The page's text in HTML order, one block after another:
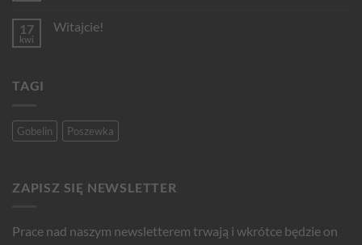
Prace
17
kwi
Witajcie!
TAGI
Gobelin Poszewka
ZAPISZ SIĘ NEWSLETTER
Prace nad naszym newsletterem trwają i wkrótce będzie on